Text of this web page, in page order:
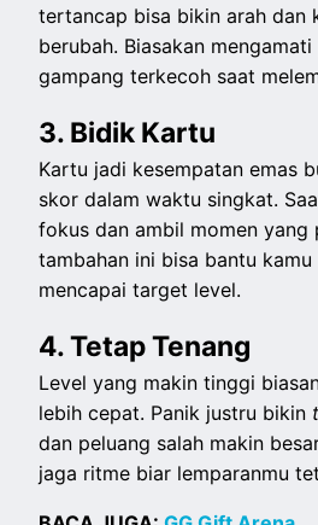
tertancap bisa bikin arah dan
berubah. Biasakan
gampang terkecoh saat
3. Bidik Kartu
Kartu jadi kesempatan emas
skor dalam waktu singkat.
fokus dan ambil momen yang
tambahan ini bisa bantu
mencapai target level.
4. Tetap Tenang
Level yang makin tinggi
lebih cepat. Panik justru bikin
dan peluang salah makin
jaga ritme biar lemparanmu